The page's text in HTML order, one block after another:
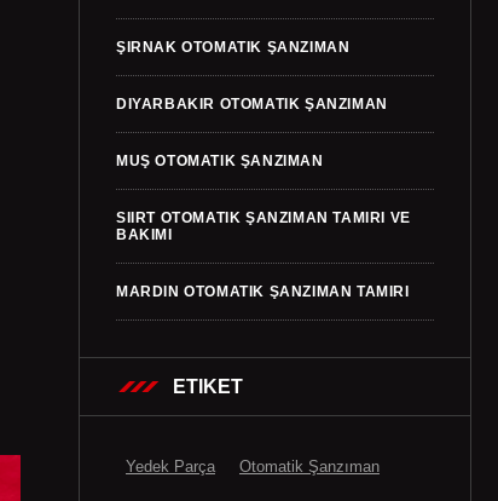
ŞIRNAK OTOMATIK ŞANZIMAN
DIYARBAKIR OTOMATIK ŞANZIMAN
MUŞ OTOMATIK ŞANZIMAN
SIIRT OTOMATIK ŞANZIMAN TAMIRI VE
BAKIMI
MARDIN OTOMATIK ŞANZIMAN TAMIRI
ETIKET
Yedek Parça Otomatik Şanzıman